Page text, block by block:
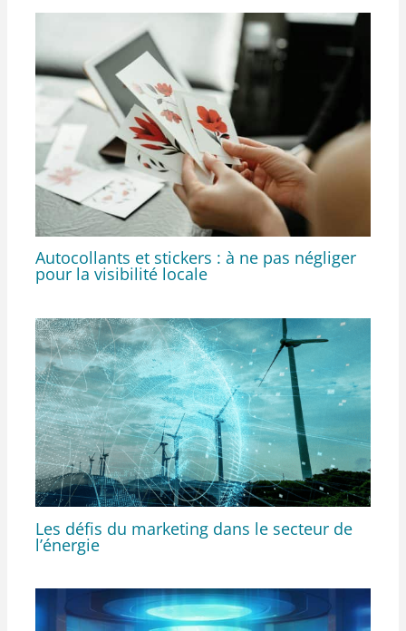
Autocollants et stickers : à ne pas négliger
pour la visibilité locale
Les défis du marketing dans le secteur de
l’énergie